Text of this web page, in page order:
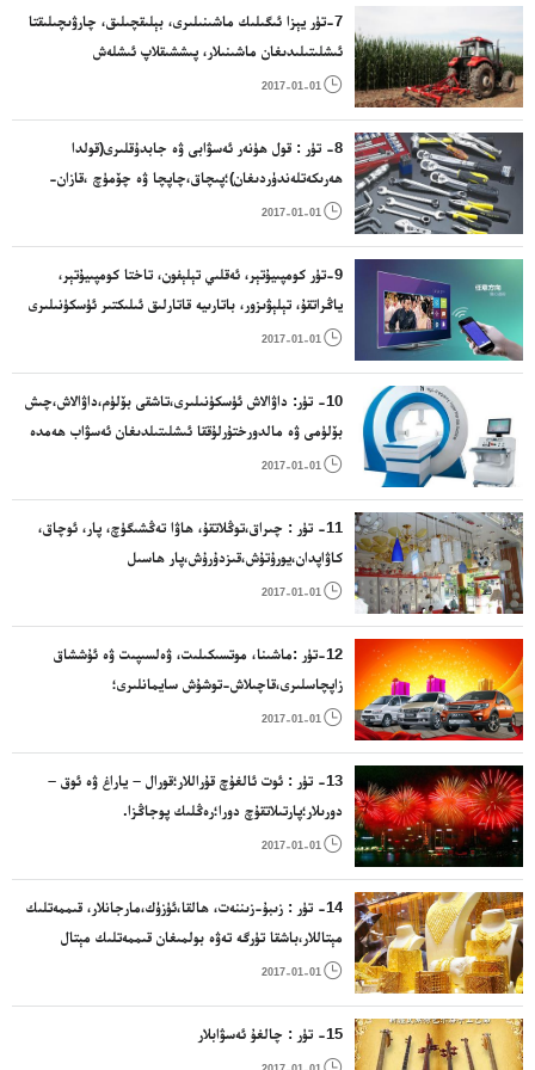
سايمانلىرى؛ ئۇششاق مېتال بويۇملىرى؛مېتال تۇ
7-تۈر يېزا ئىگىلىك ماشىنىلىرى، بېلىقچىلىق، چارۋىچىلىقتا
ئىشلىتىلىدىغان ماشىنىلار، پىششىقلاپ ئىشلەش
ئۈسكۈنىلىرى، زاۋۇت ئۈسكۈنىلىرى، كىرئالغۇ،ھەرخىل

2017-01-01
8- تۈر : قول ھۈنەر ئەسۋابى ۋە جابدۇقلىرى(قولدا
ھەرىكەتلەندۈردىغان)؛پىچاق،چاپچا ۋە چۆمۈچ ،قازان-
قۇمۇچ،قاچا-قۇچىلار؛يان قورال؛سەتراچلىقتا ئىشلىتىلىدىغان

2017-01-01
9-تۈر كومپىيۇتېر، ئەقلىي تېلېفون، تاختا كومپىيۇتېر،
ياڭراتقۇ، تېلېۋىزور، باتارىيە قاتارلىق ئىلىكتىر ئۈسكۈنىلىرى

2017-01-01
10- تۈر: داۋالاش ئۈسكۈنىلىرى،تاشقى بۆلۈم،داۋالاش،چىش
بۆلۈمى ۋە مالدورختۇرلۇققا ئىشلىتىلدىغان ئەسۋاب ھەمدە
ماشىنا،يالغان پۇت – قول ۋە يالغان چىش؛شەكىل تۈزەش

2017-01-01
11- تۈر : چىراق،توڭلاتقۇ، ھاۋا تەڭشىگۈچ، پار، ئوچاق،
كاۋاپدان،يورۇتۇش،قىزدۇرۇش،پار ھاسىل
قىلىش،ئاشپەزلىك،سوغۇق ساقلاش، قورۇتۇش ، ھاۋا

2017-01-01
12-تۈر :ماشىنا، موتسىكىلىت، ۋەلسىپىت ۋە ئۇششاق
زاپچاسلىرى،قاچىلاش-توشۇش سايمانلىرى؛
قۇرۇقلۇق،ھاۋا،دېڭىزدا ئىشلىتلىدىغان قاچىلاش - توشۇش

2017-01-01
13- تۈر : ئوت ئالغۇچ قۇراللار؛قورال – ياراغ ۋە ئوق –
دورىلار؛پارتىلاتقۇچ دورا؛رەڭلىك پوجاڭزا.

2017-01-01
14- تۈر : زىبۇ-زىننەت، ھالقا،ئۈزۈك،مارجانلار، قىممەتلىك
مېتاللار،باشقا تۈرگە تەۋە بولمىغان قىممەتلىك مېتال
بويۇملار ياكى ھەل بىرىلگەن قىممەتلىك مېتاللار بويۇملىرى؛
ھېسابلاش ئەسۋابى

2017-01-01
15- تۈر : چالغۇ ئەسۋابلار